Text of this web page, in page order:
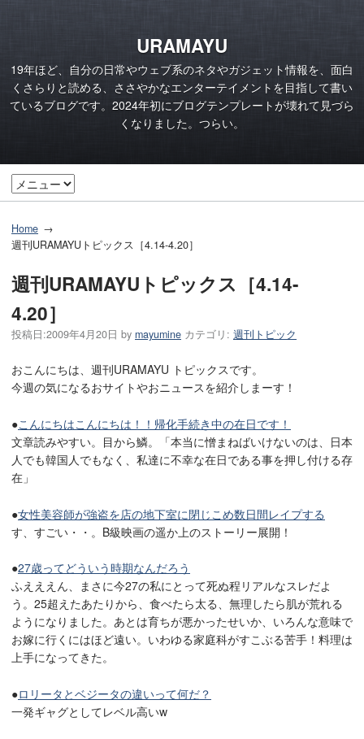
URAMAYU
19年ほど、自分の日常やウェブ系のネタやガジェット情報を、面白
くさらりと読める、ささやかなエンターテイメントを目指して書い
ているブログです。2024年初にブログテンプレートが壊れて見づら
くなりました。つらい。
Home
週刊URAMAYUトピックス［4.14-4.20］
週刊URAMAYUトピックス［4.14-
4.20］
投稿日:2009年4月20日 by mayumine カテゴリ: 週刊トピック
おこんにちは、週刊URAMAYU トピックスです。
今週の気になるおサイトやおニュースを紹介しまーす！
●こんにちはこんにちは！！帰化手続き中の在日です！
文章読みやすい。目から鱗。「本当に憎まねばいけないのは、日本
人でも韓国人でもなく、私達に不幸な在日である事を押し付ける存
在」
●女性美容師が強盗を店の地下室に閉じこめ数日間レイプする
す、すごい・・。B級映画の遥か上のストーリー展開！
●27歳ってどういう時期なんだろう
ふえええん、まさに今27の私にとって死ぬ程リアルなスレだよ
う。25超えたあたりから、食べたら太る、無理したら肌が荒れる
ようになりました。あとは育ちが悪かったせいか、いろんな意味で
お嫁に行くにはほど遠い。いわゆる家庭科がすこぶる苦手！料理は
上手になってきた。
●ロリータとベジータの違いって何だ？
一発ギャグとしてレベル高いw